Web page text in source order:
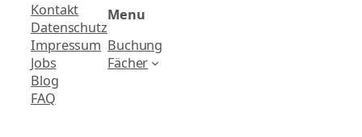
Kontakt
Datenschutz
Impressum
Jobs
Blog
FAQ
Menu
Buchung
Fächer